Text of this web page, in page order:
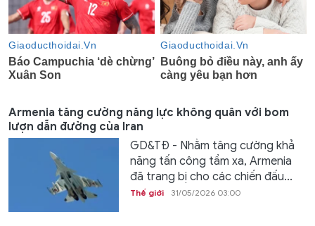
Armenia tăng cường năng lực không quân với bom
lượn dẫn đường của Iran
GD&TĐ - Nhằm tăng cường khả
năng tấn công tầm xa, Armenia
đã trang bị cho các chiến đấu...
Thế giới 31/05/2026 03:00